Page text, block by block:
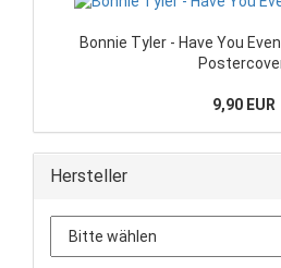
Bonnie Tyler - Have You
9,90 EUR
Hersteller